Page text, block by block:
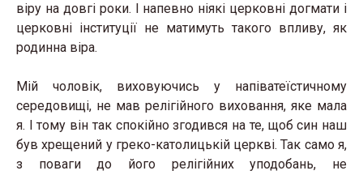
віру на довгі роки. І напевно ніякі церковні догмати і
церковні інституції не матимуть такого впливу, як
родинна віра.
Мій чоловік, виховуючись у напіватеїстичному
середовищі, не мав релігійного виховання, яке мала
я. І тому він так спокійно згодився на те, щоб син наш
був хрещений у греко-католицькій церкві. Так само я,
з поваги до його релігійних уподобань, не